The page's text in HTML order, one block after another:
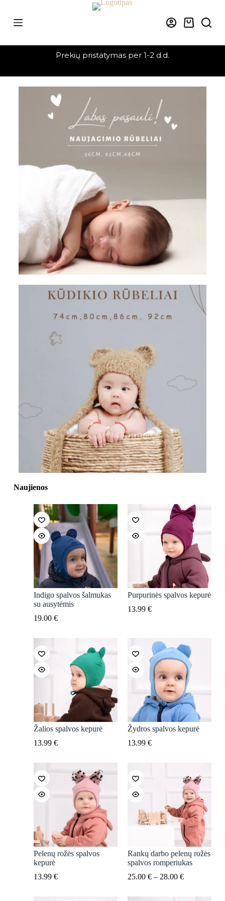
Prekių pristatymas per 1-2 d.d.
Naujienos
Indigo spalvos šalmukas
su ausytėmis
19.00 €
Purpurinės spalvos kepurė
13.99 €
Žalios spalvos kepurė
13.99 €
Žydros spalvos kepurė
13.99 €
Pelenų rožės spalvos
kepurė
13.99 €
Rankų darbo pelenų rožės
spalvos romperiukas
25.00 € – 28.00 €